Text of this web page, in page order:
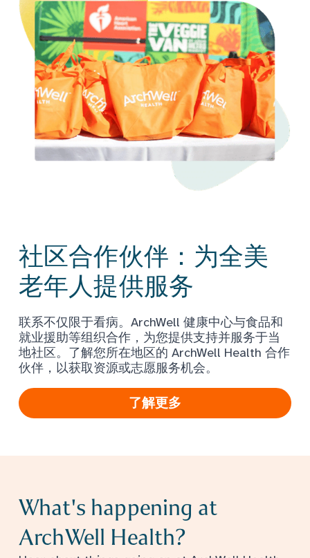
社区合作伙伴：为全美
老年人提供服务
联系不仅限于看病。ArchWell 健康中心与食品和
就业援助等组织合作，为您提供支持并服务于当
地社区。了解您所在地区的 ArchWell Health 合作
伙伴，以获取资源或志愿服务机会。
了解更多
What's happening at
ArchWell Health?